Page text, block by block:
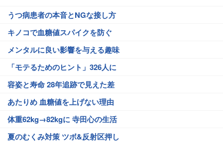
うつ病患者の本音とNGな接し方
キノコで血糖値スパイクを防ぐ
メンタルに良い影響を与える趣味
「モテるためのヒント」326人に
容姿と寿命 28年追跡で見えた差
あたりめ 血糖値を上げない理由
体重62kg→82kgに 寺田心の生活
夏のむくみ対策 ツボ&反射区押し